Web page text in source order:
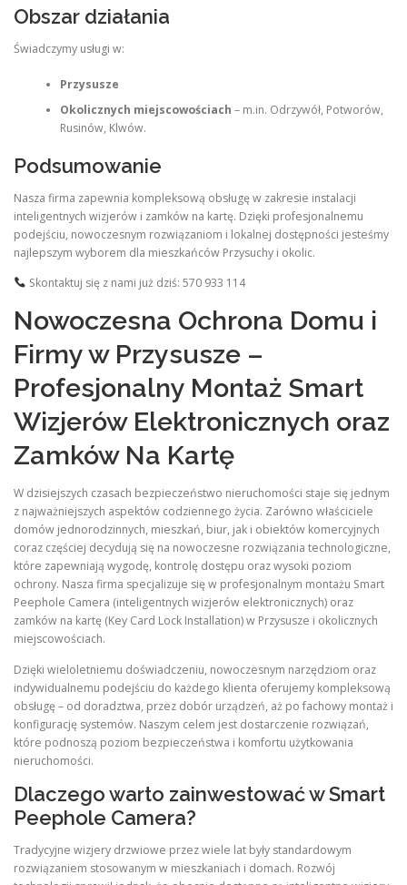
Obszar działania
Świadczymy usługi w:
Przysusze
Okolicznych miejscowościach – m.in. Odrzywół, Potworów,
Rusinów, Klwów.
Podsumowanie
Nasza firma zapewnia kompleksową obsługę w zakresie instalacji
inteligentnych wizjerów i zamków na kartę. Dzięki profesjonalnemu
podejściu, nowoczesnym rozwiązaniom i lokalnej dostępności jesteśmy
najlepszym wyborem dla mieszkańców Przysuchy i okolic.
Skontaktuj się z nami już dziś: 570 933 114
Nowoczesna Ochrona Domu i
Firmy w Przysusze –
Profesjonalny Montaż Smart
Wizjerów Elektronicznych oraz
Zamków Na Kartę
W dzisiejszych czasach bezpieczeństwo nieruchomości staje się jednym
z najważniejszych aspektów codziennego życia. Zarówno właściciele
domów jednorodzinnych, mieszkań, biur, jak i obiektów komercyjnych
coraz częściej decydują się na nowoczesne rozwiązania technologiczne,
które zapewniają wygodę, kontrolę dostępu oraz wysoki poziom
ochrony. Nasza firma specjalizuje się w profesjonalnym montażu Smart
Peephole Camera (inteligentnych wizjerów elektronicznych) oraz
zamków na kartę (Key Card Lock Installation) w Przysusze i okolicznych
miejscowościach.
Dzięki wieloletniemu doświadczeniu, nowoczesnym narzędziom oraz
indywidualnemu podejściu do każdego klienta oferujemy kompleksową
obsługę – od doradztwa, przez dobór urządzeń, aż po fachowy montaż i
konfigurację systemów. Naszym celem jest dostarczenie rozwiązań,
które podnoszą poziom bezpieczeństwa i komfortu użytkowania
nieruchomości.
Dlaczego warto zainwestować w Smart
Peephole Camera?
Tradycyjne wizjery drzwiowe przez wiele lat były standardowym
rozwiązaniem stosowanym w mieszkaniach i domach. Rozwój